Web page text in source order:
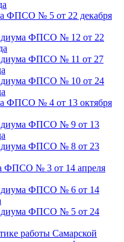
ФПСО № 5 от 22 декабря
ФПСО № 12 от 22
ФПСО № 11 от 27
ФПСО № 10 от 24
ФПСО № 4 от 13 октября
ФПСО № 9 от 13
ФПСО № 8 от 23
ФПСО № 3 от 14 апреля
ФПСО № 6 от 14
ФПСО № 5 от 24
работы Самарской